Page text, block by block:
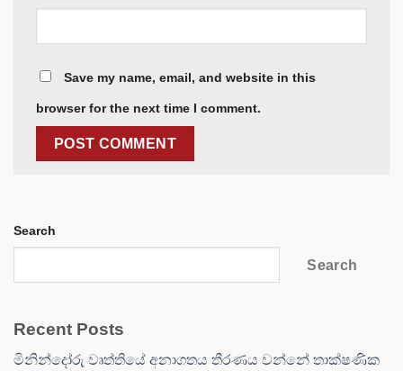
Save my name, email, and website in this
browser for the next time I comment.
Search
Search
Recent Posts
මිනින්දෝරු වෘත්තියේ අනාගතය තීරණය වන්නේ තාක්ෂණික